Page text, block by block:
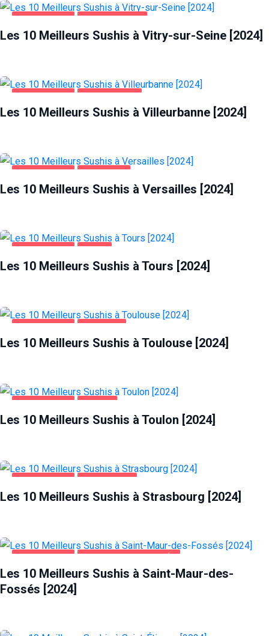
ALIMENTATION VITRY-SUR-SEINE
Les 10 Meilleurs Sushis à Vitry-sur-Seine [2024]
ALIMENTATION VILLEURBANNE
Les 10 Meilleurs Sushis à Villeurbanne [2024]
ALIMENTATION VERSAILLES
Les 10 Meilleurs Sushis à Versailles [2024]
ALIMENTATION TOURS
Les 10 Meilleurs Sushis à Tours [2024]
ALIMENTATION TOULOUSE
Les 10 Meilleurs Sushis à Toulouse [2024]
ALIMENTATION TOULON
Les 10 Meilleurs Sushis à Toulon [2024]
ALIMENTATION STRASBOURG
Les 10 Meilleurs Sushis à Strasbourg [2024]
ALIMENTATION SAINT-MAUR-DES-FOSSÉS
Les 10 Meilleurs Sushis à Saint-Maur-des-
Fossés [2024]